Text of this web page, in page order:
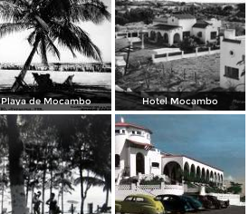
Playa de Mocambo Hotel Mocambo